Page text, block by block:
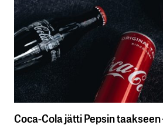
Coca-Cola jätti Pepsin taakseen